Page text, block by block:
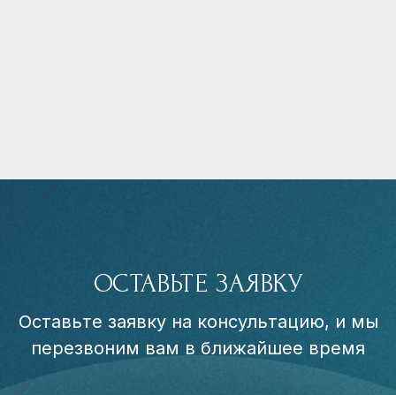
ОСТАВЬТЕ ЗАЯВКУ
Оставьте заявку на консультацию, и мы
перезвоним вам в ближайшее время